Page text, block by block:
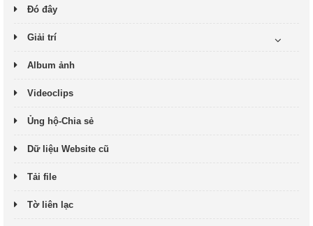
Đó đây
Giải trí
Album ảnh
Videoclips
Ủng hộ-Chia sẻ
Dữ liệu Website cũ
Tải file
Tờ liên lạc